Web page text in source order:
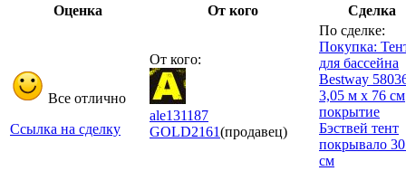
Оценка
От кого Сделка
Все отлично
Ссылка на сделку
От кого:
ale131187
GOLD2161(продавец)
По сделке:
Покупка:
для бассейна
Bestway
3,05 м х 76 см
покрытие
Бэствей тент
покрывало
см